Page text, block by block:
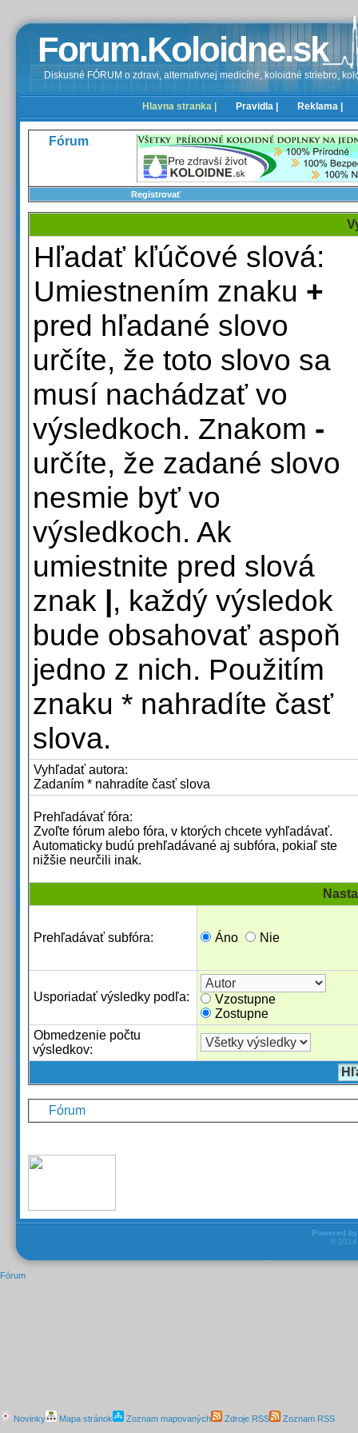
Forum.Koloidne.sk
Diskusné FÓRUM o zdravi, alternativnej medicíne, koloidné striebro,
Hlavna stranka | Pravidla | Reklama |
Fórum
Registrovať
Hľadať kľúčové slová:
Umiestnením znaku +
pred hľadané slovo
určíte, že toto slovo sa
musí nachádzať vo
výsledkoch. Znakom -
určíte, že zadané slovo
nesmie byť vo
výsledkoch. Ak
umiestnite pred slová
znak |, každý výsledok
bude obsahovať aspoň
jedno z nich. Použitím
znaku * nahradíte časť
slova.
Vyhľadať autora:
Zadaním * nahradíte časť slova
Prehľadávať fóra:
Zvoľte fórum alebo fóra, v ktorých chcete vyhľadávať.
Automaticky budú prehľadávané aj subfóra, pokiaľ ste
nižšie neurčili inak.
Prehľadávať subfóra: Áno Nie
Usporiadať výsledky podľa:
Vzostupne
Zostupne
Obmedzenie počtu
výsledkov:
Fórum
Powered by
©
Fórum
Novinky Mapa stránok Zoznam mapovaných Zdroje RSS Zoznam RSS